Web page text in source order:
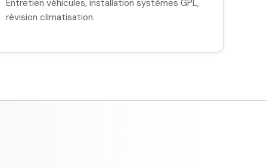
Entretien véhicules, installation systèmes GPL,
révision climatisation.